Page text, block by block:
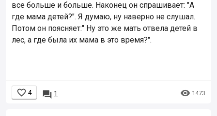
все больше и больше. Наконец он спрашивает: "А
где мама детей?". Я думаю, ну наверно не слушал.
Потом он поясняет:" Ну это же мать отвела детей в
лес, а где была их мама в это время?".
 4  1  1473